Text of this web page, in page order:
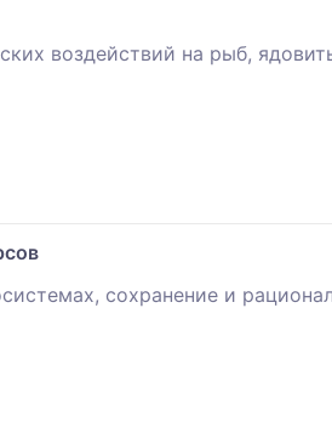
воздействий на рыб,
сохранение и